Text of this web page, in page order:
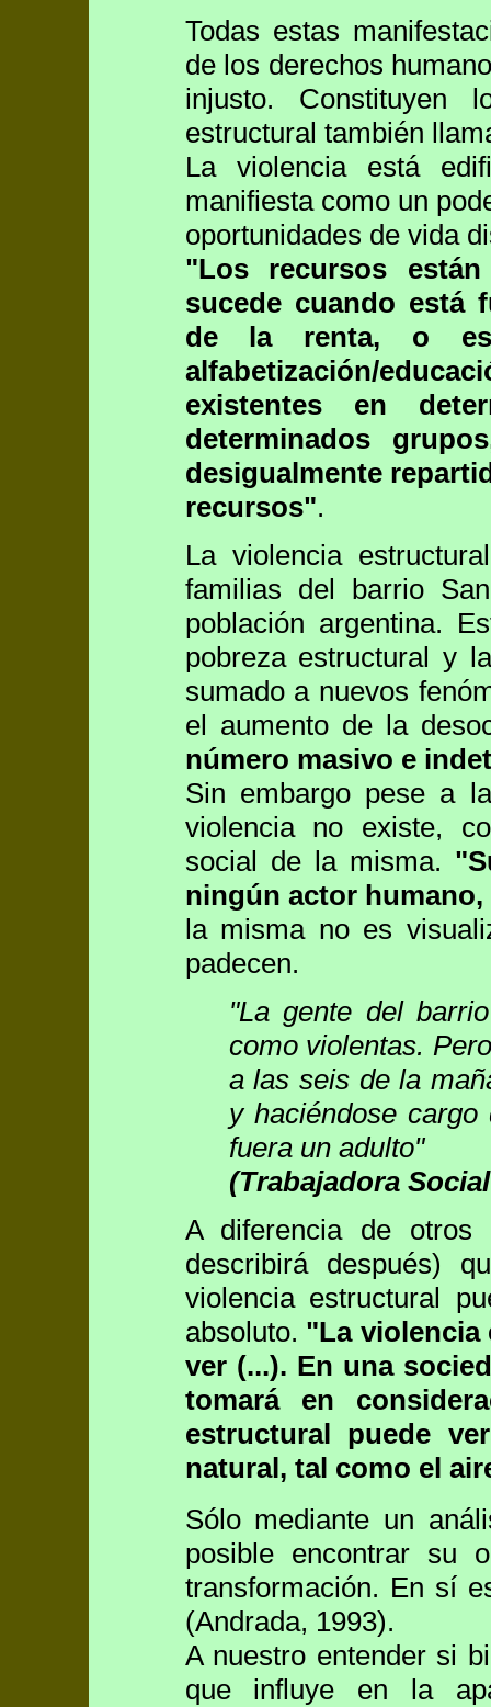
Todas estas
de los derechos
injusto. Constituyen
estructural también
La violencia está
manifiesta como un
oportunidades de vida
"Los recursos
sucede cuando está
de la renta, o
alfabetización/
existentes en
determinados
desigualmente
recursos".
La violencia
familias del barrio
población argentina.
pobreza estructural y
sumado a nuevos
el aumento de la
número masivo e
Sin embargo pese a
violencia no existe,
social de la misma.
ningún actor
la misma no es
padecen.
"La gente del
como violentas.
a las seis de la
y haciéndose
fuera un adulto"
(Trabajadora
A diferencia de
describirá después)
violencia estructural
absoluto. "La violencia
ver (...). En una
tomará en
estructural puede
natural, tal como el
Sólo mediante un
posible encontrar su
transformación. En sí
(Andrada, 1993).
A nuestro entender si
que influye en la